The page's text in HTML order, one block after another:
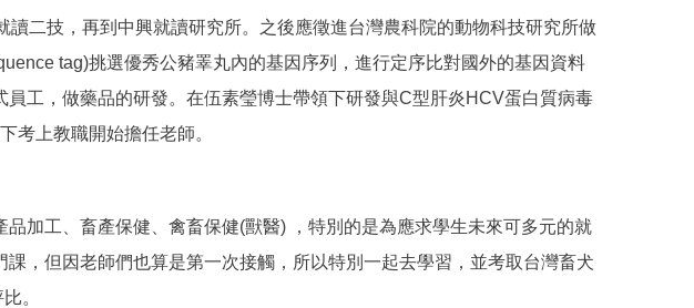
二技，再到中興就讀研究所。之後應徵進台灣農科院的動物科技研究所做
tag)挑選優秀公豬睪丸內的基因序列，進行定序比對國外的基因資料
工，做藥品的研發。在伍素瑩博士帶領下研發與C型肝炎HCV蛋白質病毒
考上教職開始擔任老師。
加工、畜產保健、禽畜保健(獸醫) ，特別的是為應求學生未來可多元的就
，但因老師們也算是第一次接觸，所以特別一起去學習，並考取台灣畜犬
。